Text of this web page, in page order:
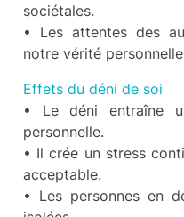
sociétales.
• Les attentes des
notre vérité
Effets du déni de soi
• Le déni entraîne
personnelle.
• Il crée un stress
acceptable.
• Les personnes en